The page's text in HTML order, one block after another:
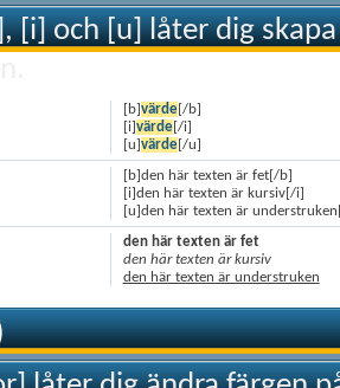
[i] och [u] låter dig
[b]värde[/b]
[i]värde[/i]
[u]värde[/u]
[b]den här texten är fet[/b]
[i]den här texten är kursiv[/i]
[u]den här texten är
den här texten är fet
den här texten är kursiv
den här texten är understruken